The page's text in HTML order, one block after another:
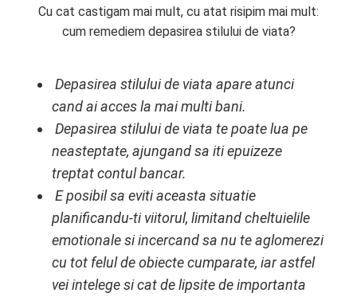
Cu cat castigam mai mult, cu atat risipim mai mult:
cum remediem depasirea stilului de viata?
Depasirea stilului de viata apare atunci
cand ai acces la mai multi bani.
Depasirea stilului de viata te poate lua pe
neasteptate, ajungand sa iti epuizeze
treptat contul bancar.
E posibil sa eviti aceasta situatie
planificandu-ti viitorul, limitand cheltuielile
emotionale si incercand sa nu te aglomerezi
cu tot felul de obiecte cumparate, iar astfel
vei intelege si cat de lipsite de importanta